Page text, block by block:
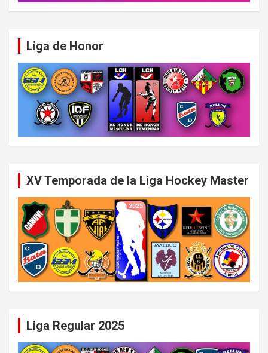
Liga de Honor
XV Temporada de la Liga Hockey Master
Liga Regular 2025